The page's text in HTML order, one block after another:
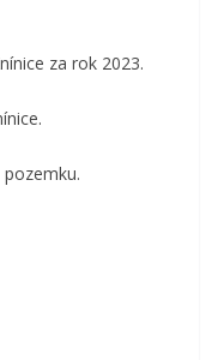
za rok 2023.